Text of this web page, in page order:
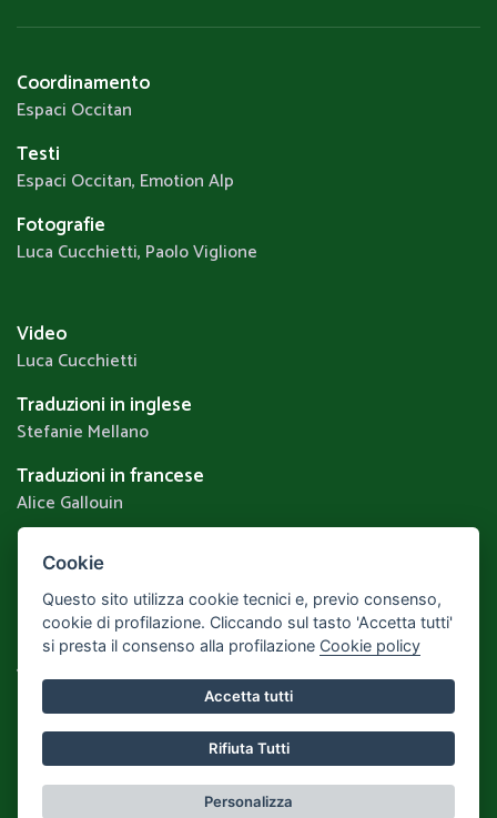
Coordinamento
Espaci Occitan
Testi
Espaci Occitan, Emotion Alp
Fotografie
Luca Cucchietti, Paolo Viglione
Video
Luca Cucchietti
Traduzioni in inglese
Stefanie Mellano
Traduzioni in francese
Alice Gallouin
Privacy & Cookie Policy
Realizzato daLeonardo Web
Area Riservata
Torna alla Home
© 2023 Montemale - Tutti i diritti riservati.
Cookie
Questo sito utilizza cookie tecnici e, previo consenso,
cookie di profilazione. Cliccando sul tasto 'Accetta tutti'
si presta il consenso alla profilazione Cookie policy
Accetta tutti
Rifiuta Tutti
Personalizza